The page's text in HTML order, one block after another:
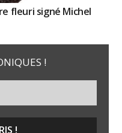
fleuri signé Michel
!